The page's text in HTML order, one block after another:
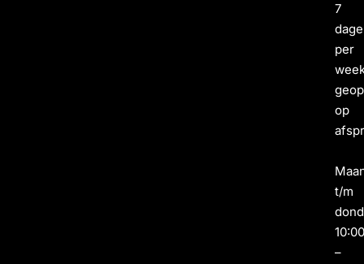
7
per
op
t/m
–